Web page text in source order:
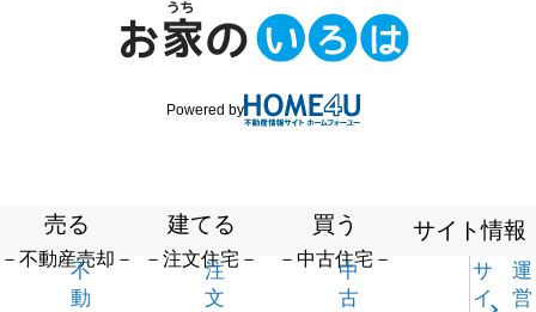
Powered by
売る
－不動産売却－
不
動
建てる
－注文住宅－
注
文
買う
－中古住宅－
中
古
サイト情報
サ
イ
運
営